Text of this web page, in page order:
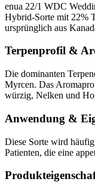
enua 22/1 WDC
Hybrid-Sorte mit 22%
ursprünglich aus
Terpenprofil &
Die dominanten
Myrcen. Das
würzig, Nelken und
Anwendung &
Diese Sorte wird
Patienten, die eine